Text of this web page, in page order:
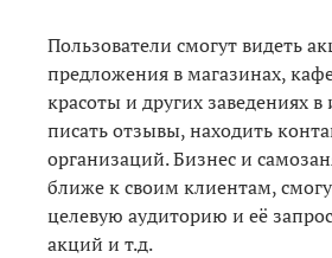
Пользователи смогут видеть
предложения в магазинах,
красоты и других заведениях в
писать отзывы, находить
организаций. Бизнес и
ближе к своим клиентам,
целевую аудиторию и её
акций и т.д.